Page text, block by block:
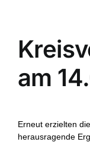
am
Erneut erzielten
herausragende